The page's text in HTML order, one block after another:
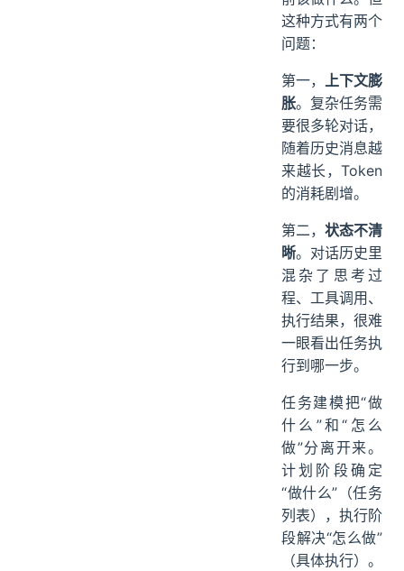
这种方式有两个
问题：
第一， 上下文膨
胀。复杂任务需
要很多轮对话，
随着历史消息越
来越长，Token
的消耗剧增。
第二， 状态不清
晰。对话历史里
混杂了思考过
程、工具调用、
执行结果，很难
一眼看出任务执
行到哪一步。
任务建模把“做
什么”和“怎么
做”分离开来。
计划阶段确定
“做什么”（任务
列表），执行阶
段解决“怎么做”
（具体执行）。